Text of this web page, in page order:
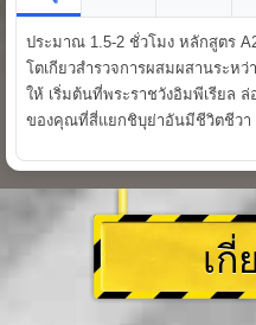
ประมาณ 1.5-2 ชั่วโมง หลักสูตร
โตเกียวสำรวจการผสมผสานระห
ให้ เริ่มต้นที่พระราชวังอิมพีเรียล ล่
ของคุณที่สี่แยกชิบุย่าอันมีชีวิตชีวา
เกี่